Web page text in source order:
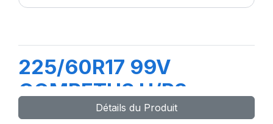
225/60R17 99V
COMPETUS H/P3
Détails du Produit